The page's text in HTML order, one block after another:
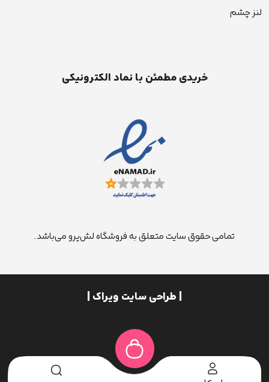
لنز چشم
خریدی مطمئن با نماد الکترونیکی
تمامی حقوق سایت متعلق به فروشگاه لش‌پرو می‌باشد.
| طراحی سایت ویراک |